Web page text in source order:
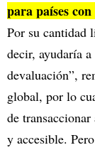
para países
Por su cantidad
decir, ayudaría
devaluación”,
global, por lo
de
y accesible.